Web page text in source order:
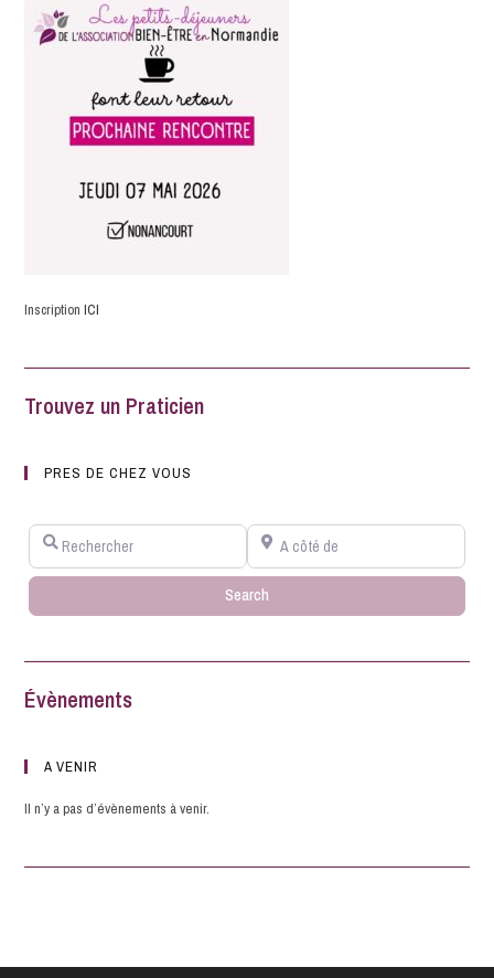
InscriptionICI
Trouvez un Praticien
PRES DE CHEZ VOUS
Rechercher A côté de
Search
Évènements
A VENIR
Il n’y a pas d’évènements à venir.